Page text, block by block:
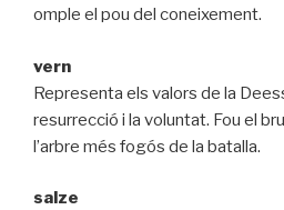
omple el pou del coneixement.
vern
Representa els valors de la
resurrecció i la voluntat. Fou el
l’arbre més fogós de la batalla.
salze